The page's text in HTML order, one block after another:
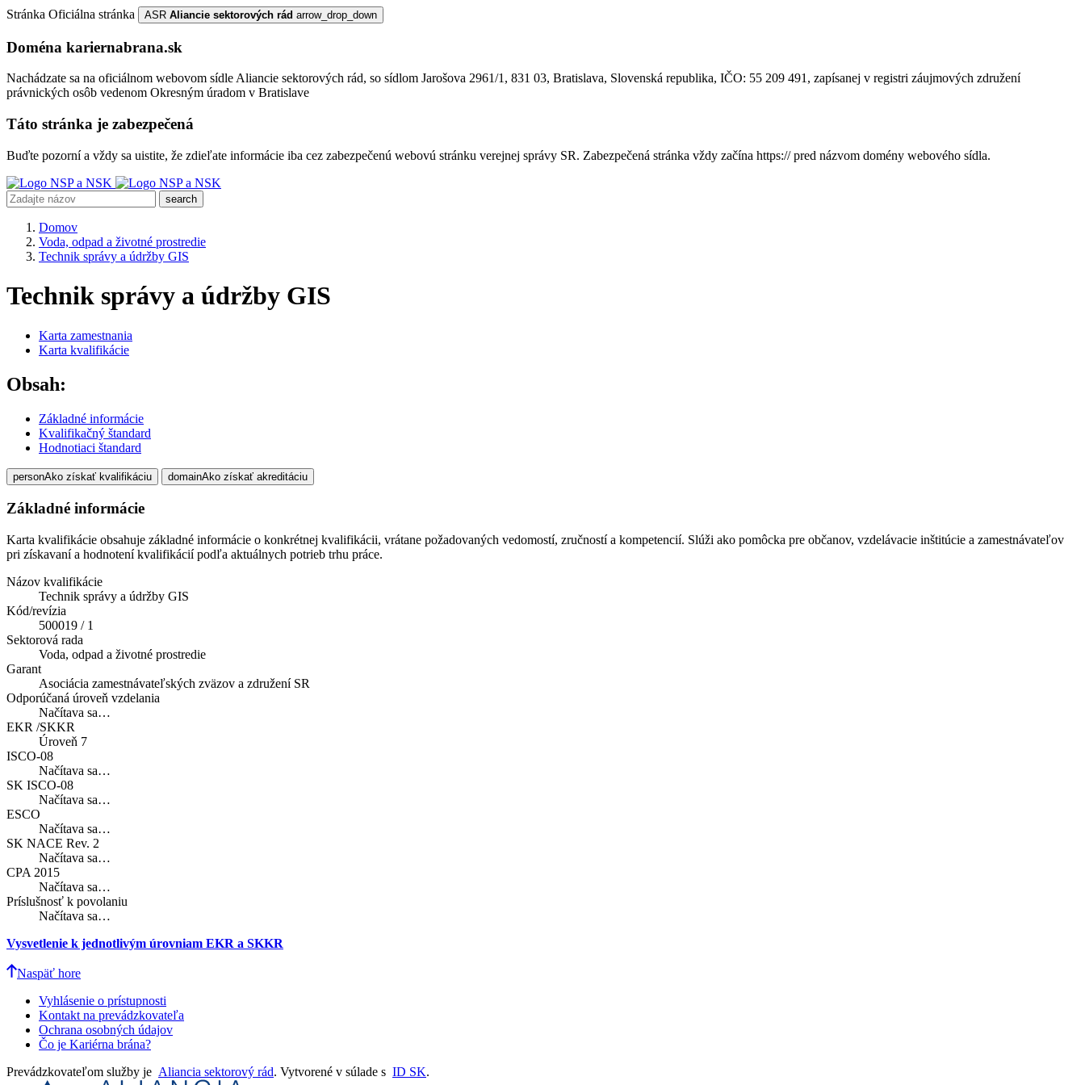
Stránka Oficiálna stránka ASR Aliancie sektorových rád arrow_drop_down
Doména kariernabrana.sk
Nachádzate sa na oficiálnom webovom sídle Aliancie sektorových rád, so sídlom Jarošova 2961/1, 831 03, Bratislava, Slovenská republika, IČO: 55 209 491, zapísanej v registri záujmových združení
právnických osôb vedenom Okresným úradom v Bratislave
Táto stránka je zabezpečená
Buďte pozorní a vždy sa uistite, že zdieľate informácie iba cez zabezpečenú webovú stránku verejnej správy SR. Zabezpečená stránka vždy začína https:// pred názvom domény webového sídla.
search
Domov
Voda, odpad a životné prostredie
Technik správy a údržby GIS
Technik správy a údržby GIS
Karta zamestnania
Karta kvalifikácie
Obsah:
Základné informácie
Kvalifikačný štandard
Hodnotiaci štandard
personAko získať kvalifikáciu domainAko získať akreditáciu
Základné informácie
Karta kvalifikácie obsahuje základné informácie o konkrétnej kvalifikácii, vrátane požadovaných vedomostí, zručností a kompetencií. Slúži ako pomôcka pre občanov, vzdelávacie inštitúcie a zamestnávateľov
pri získavaní a hodnotení kvalifikácií podľa aktuálnych potrieb trhu práce.
Názov kvalifikácie
Technik správy a údržby GIS
Kód/revízia
500019 / 1
Sektorová rada
Voda, odpad a životné prostredie
Garant
Asociácia zamestnávateľských zväzov a združení SR
Odporúčaná úroveň vzdelania
Načítava sa…
EKR /SKKR
Úroveň 7
ISCO-08
Načítava sa…
SK ISCO-08
Načítava sa…
ESCO
Načítava sa…
SK NACE Rev. 2
Načítava sa…
CPA 2015
Načítava sa…
Príslušnosť k povolaniu
Načítava sa…
Vysvetlenie k jednotlivým úrovniam EKR a SKKR
Naspäť hore
Vyhlásenie o prístupnosti
Kontakt na prevádzkovateľa
Ochrana osobných údajov
Čo je Kariérna brána?
Prevádzkovateľom služby je Aliancia sektorový rád. Vytvorené v súlade s ID SK.